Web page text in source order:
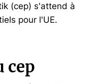
(cep) s'attend à
pour l'UE.
cep